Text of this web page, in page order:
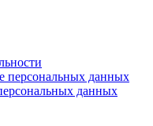
персональных данных
данных